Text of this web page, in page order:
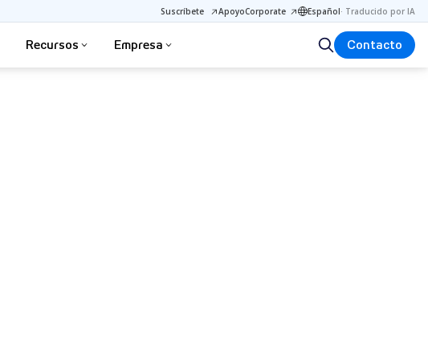
Suscríbete ApoyoCorporate Español· Traducido por IA
Recursos Empresa Contacto